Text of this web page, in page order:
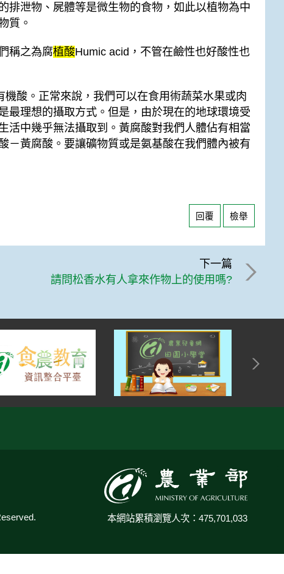
排泄物、屍體等是微生物的食物，如此以植物為中
質。
稱之為腐植酸Humic acid，不管在鹼性也好酸性也
酸。正常來說，我們可以在食用術蔬菜水果或肉
最理想的攝取方式。但是，由於現在的地球環境受
活中幾乎無法攝取到。黃腐酸對我們人體佔有相當
－黃腐酸。要讓礦物質或是氨基酸在我們體內被有
回覆 檢舉
下一篇
請問松香水有人拿來作物上的使用嗎?
本網站累積瀏覽人次：475,701,033